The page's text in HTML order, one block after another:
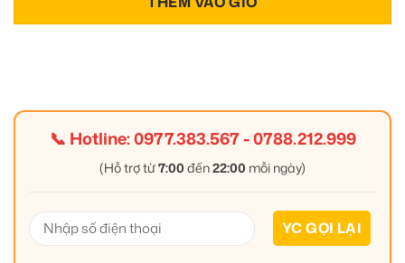
📞 Hotline:0977.383.567-0788.212.999
(Hỗ trợ từ7:00 đến22:00 mỗi ngày)